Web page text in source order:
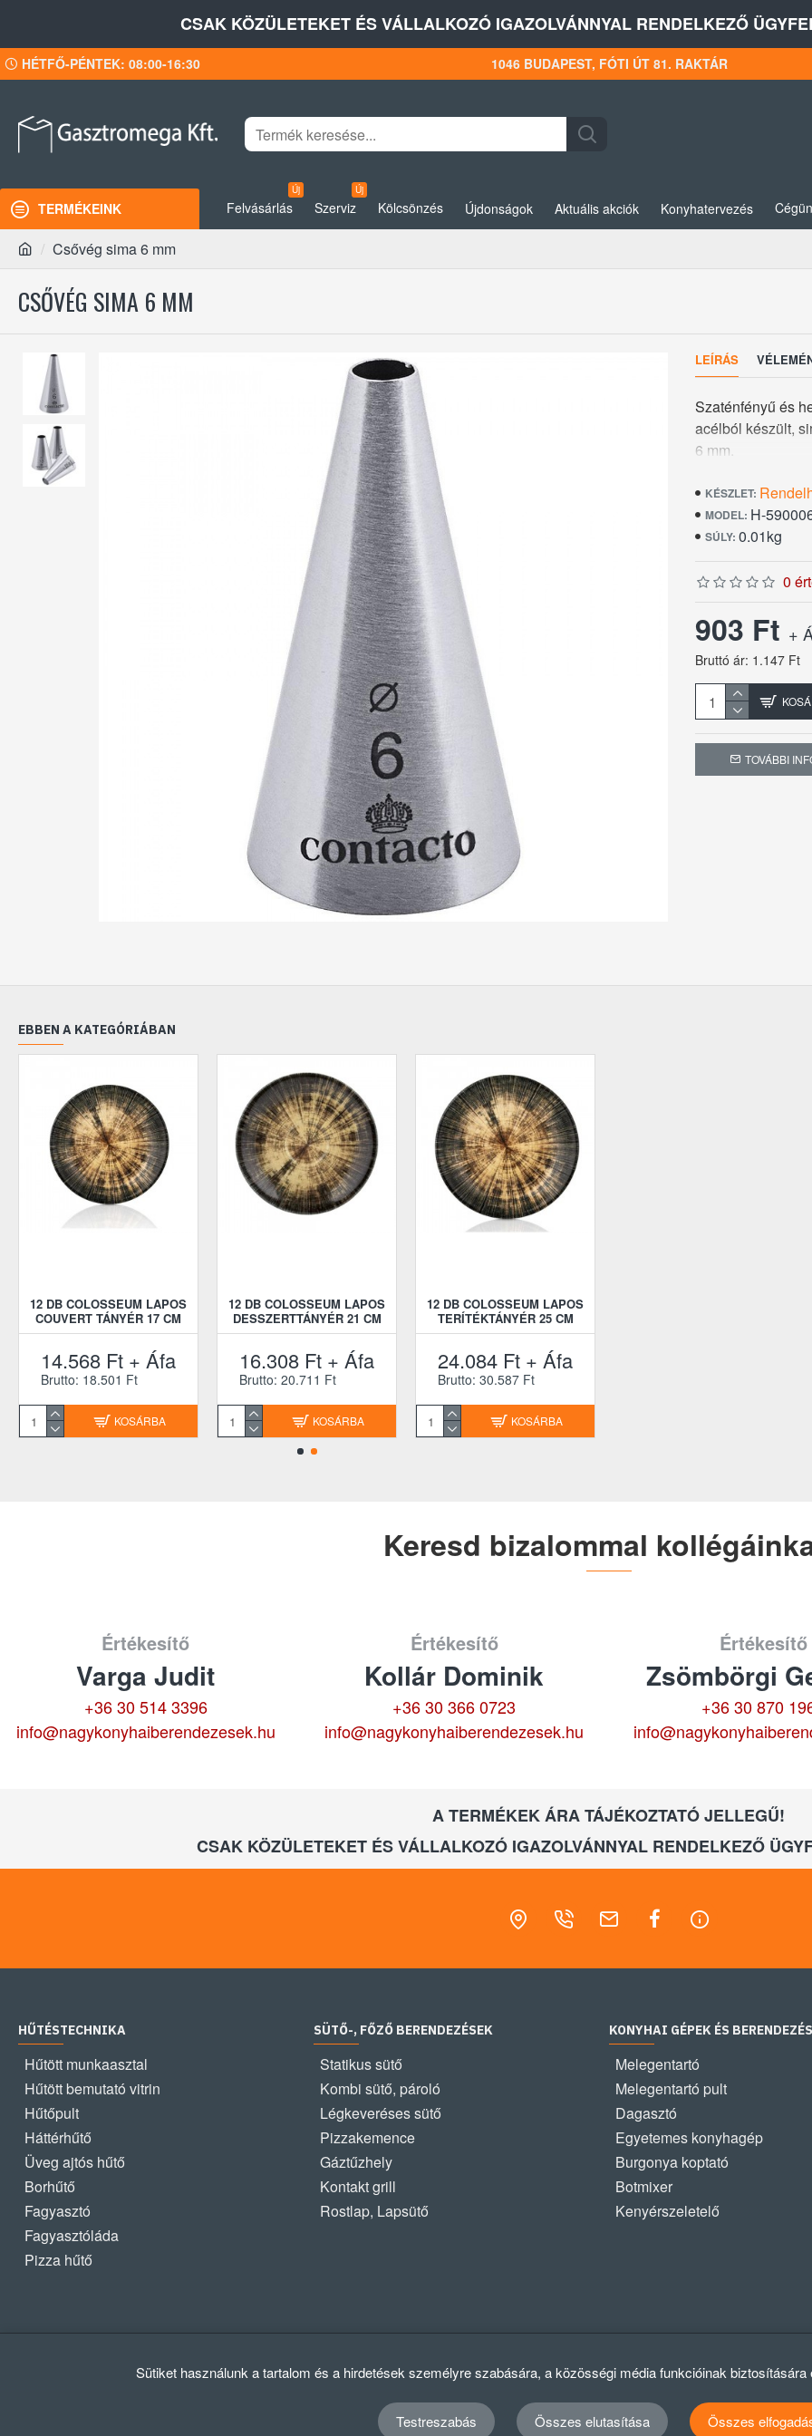
CSAK KÖZÜLETEKET ÉS VÁLLALKOZÓ IGAZOLVÁNNYAL RENDELKEZŐ
HÉTFŐ-PÉNTEK: 08:00-16:30 1046 BUDAPEST, FÓTI ÚT 81. RAKTÁR
TERMÉKEINK Felvásárlás
Új
Szerviz
Új
Kölcsönzés Újdonságok Aktuális akciók Konyhatervezés
Csővég sima 6 mm
CSŐVÉG SIMA 6 MM
LEÍRÁS
Szaténfényű és
acélból készült,
6 mm.
KÉSZLET:
MODEL: H-
SÚLY: 0.01kg
0
903 Ft +
Bruttó ár: 1.147 Ft
TOVÁBBI
EBBEN A KATEGÓRIÁBAN
12 DB COLOSSEUM LAPOS
COUVERT TÁNYÉR 17 CM
14.568 Ft + Áfa
Brutto: 18.501 Ft
KOSÁRBA
12 DB COLOSSEUM LAPOS
DESSZERTTÁNYÉR 21 CM
16.308 Ft + Áfa
Brutto: 20.711 Ft
KOSÁRBA
12 DB COLOSSEUM LAPOS
TERÍTÉKTÁNYÉR 25 CM
24.084 Ft + Áfa
Brutto: 30.587 Ft
KOSÁRBA
Keresd bizalommal
Értékesítő
Varga Judit
+36 30 514 3396
info@nagykonyhaiberendezesek.hu
Értékesítő
Kollár Dominik
+36 30 366 0723
info@nagykonyhaiberendezesek.hu
Értékesítő
Zsömbörgi
+36 30 870
A TERMÉKEK ÁRA TÁJÉKOZTATÓ JELLEGŰ!
CSAK KÖZÜLETEKET ÉS VÁLLALKOZÓ IGAZOLVÁNNYAL RENDELKEZŐ
HŰTÉSTECHNIKA
Hűtött munkaasztal
Hűtött bemutató vitrin
Hűtőpult
Háttérhűtő
Üveg ajtós hűtő
Borhűtő
Fagyasztó
Fagyasztóláda
Pizza hűtő
SÜTŐ-, FŐZŐ BERENDEZÉSEK
Statikus sütő
Kombi sütő, pároló
Légkeveréses sütő
Pizzakemence
Gáztűzhely
Kontakt grill
Rostlap, Lapsütő
KONYHAI GÉPEK ÉS
Melegentartó
Melegentartó pult
Dagasztó
Egyetemes konyhagép
Burgonya koptató
Botmixer
Kenyérszeletelő
Sütiket használunk a tartalom és a hirdetések személyre szabására, a közösségi média funkcióinak
Testreszabás Összes elutasítása Összes